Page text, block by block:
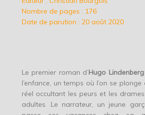
Nombre de pages : 176
Date de parution : 20 août 2020
Le premier roman d’Hugo Lindenberg
l’enfance, un temps où l’on se
réel occultant les peurs et les
adultes. Le narrateur, un jeune